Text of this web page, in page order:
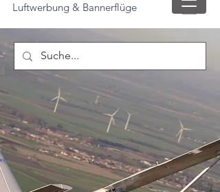
Luftwerbung & Bannerflüge